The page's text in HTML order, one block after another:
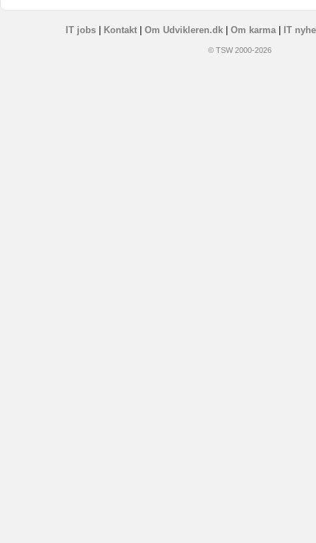
IT jobs| Kontakt| Om Udvikleren.dk| Om karma| IT
© TSW 2000-2026